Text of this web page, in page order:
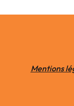
Mentions